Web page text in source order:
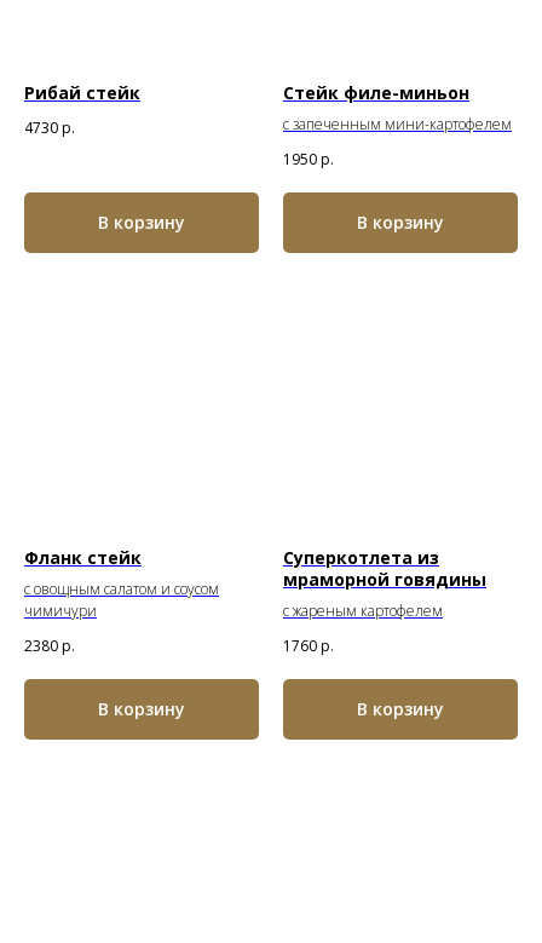
Рибай стейк
4730р.
В корзину
Стейк филе-миньон
с запеченным мини-картофелем
1950р.
В корзину
Фланк стейк
с овощным салатом и соусом
чимичури
2380р.
В корзину
Суперкотлета из
мраморной говядины
с жареным картофелем
1760р.
В корзину